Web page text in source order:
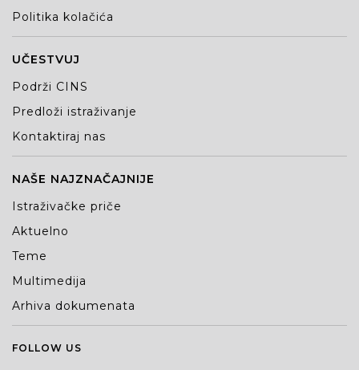
Politika kolačića
UČESTVUJ
Podrži CINS
Predloži istraživanje
Kontaktiraj nas
NAŠE NAJZNAČAJNIJE
Istraživačke priče
Aktuelno
Teme
Multimedija
Arhiva dokumenata
FOLLOW US